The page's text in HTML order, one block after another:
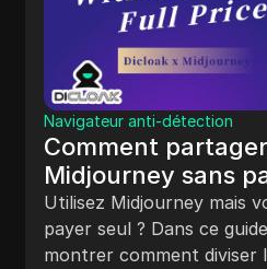
anti-détection
partager un
sans payer
Midjourney mais vous ne
seul ? Dans ce guide,
comment diviser l’accès